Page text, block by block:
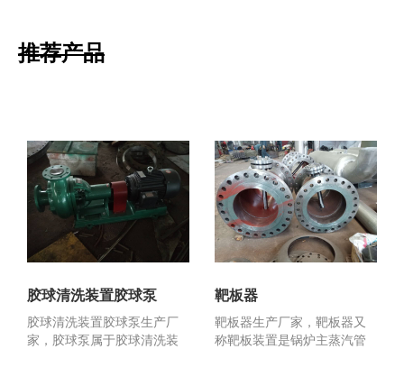
推荐产品
胶球清洗装置胶球泵
胶球清洗装置胶球泵生产厂
家，胶球泵属于胶球清洗装
靶板器
靶板器生产厂家，靶板器又
称靶板装置是锅炉主蒸汽管